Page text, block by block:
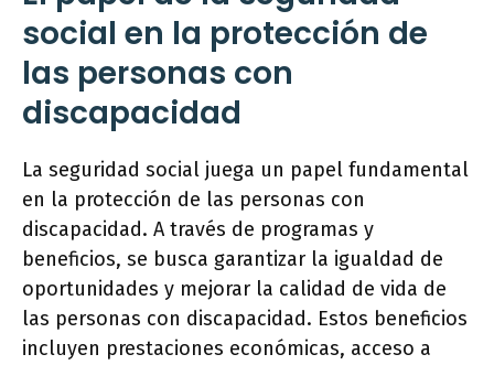
social en la protección de
las personas con
discapacidad
La seguridad social juega un papel fundamental
en la protección de las personas con
discapacidad. A través de programas y
beneficios, se busca garantizar la igualdad de
oportunidades y mejorar la calidad de vida de
las personas con discapacidad. Estos beneficios
incluyen prestaciones económicas, acceso a